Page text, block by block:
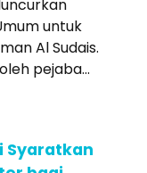
untuk
Al Sudais.
pejaba...
Syaratkan